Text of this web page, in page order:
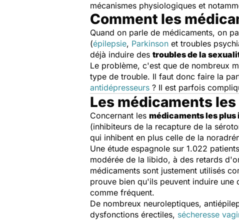
mécanismes physiologiques et
Comment les
Quand on parle de médicaments, on
(épilepsie, Parkinson et troubles
déjà induire des troubles de la
Le problème, c'est que de nombreux
type de trouble. Il faut donc faire la
antidépresseurs ? Il est parfois
Les médicaments
Concernant les médicaments les
(inhibiteurs de la recapture de la
qui inhibent en plus celle de la
Une étude espagnole sur 1.022
modérée de la libido, à des retards
médicaments sont justement utilisés
prouve bien qu'ils peuvent induire une
comme fréquent.
De nombreux neuroleptiques,
dysfonctions érectiles, sécheresse